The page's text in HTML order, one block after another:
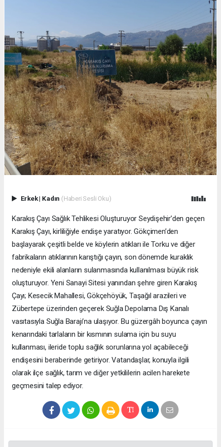
Erkek| Kadın (Haberi Sesli Oku)
Karakış Çayı Sağlık Tehlikesi Oluşturuyor Seydişehir’den geçen
Karakış Çayı, kirliliğiyle endişe yaratıyor. Gökçimen’den
başlayarak çeşitli belde ve köylerin atıkları ile Torku ve diğer
fabrikaların atıklarının karıştığı çayın, son dönemde kuraklık
nedeniyle ekili alanların sulanmasında kullanılması büyük risk
oluşturuyor. Yeni Sanayi Sitesi yanından şehre giren Karakış
Çayı; Kesecik Mahallesi, Gökçehöyük, Taşağıl arazileri ve
Zübertepe üzerinden geçerek Suğla Depolama Dış Kanalı
vasıtasıyla Suğla Barajı’na ulaşıyor. Bu güzergâh boyunca çayın
kenarındaki tarlaların bir kısmının sulama için bu suyu
kullanması, ileride toplu sağlık sorunlarına yol açabileceği
endişesini beraberinde getiriyor. Vatandaşlar, konuyla ilgili
olarak ilçe sağlık, tarım ve diğer yetkililerin acilen harekete
geçmesini talep ediyor.